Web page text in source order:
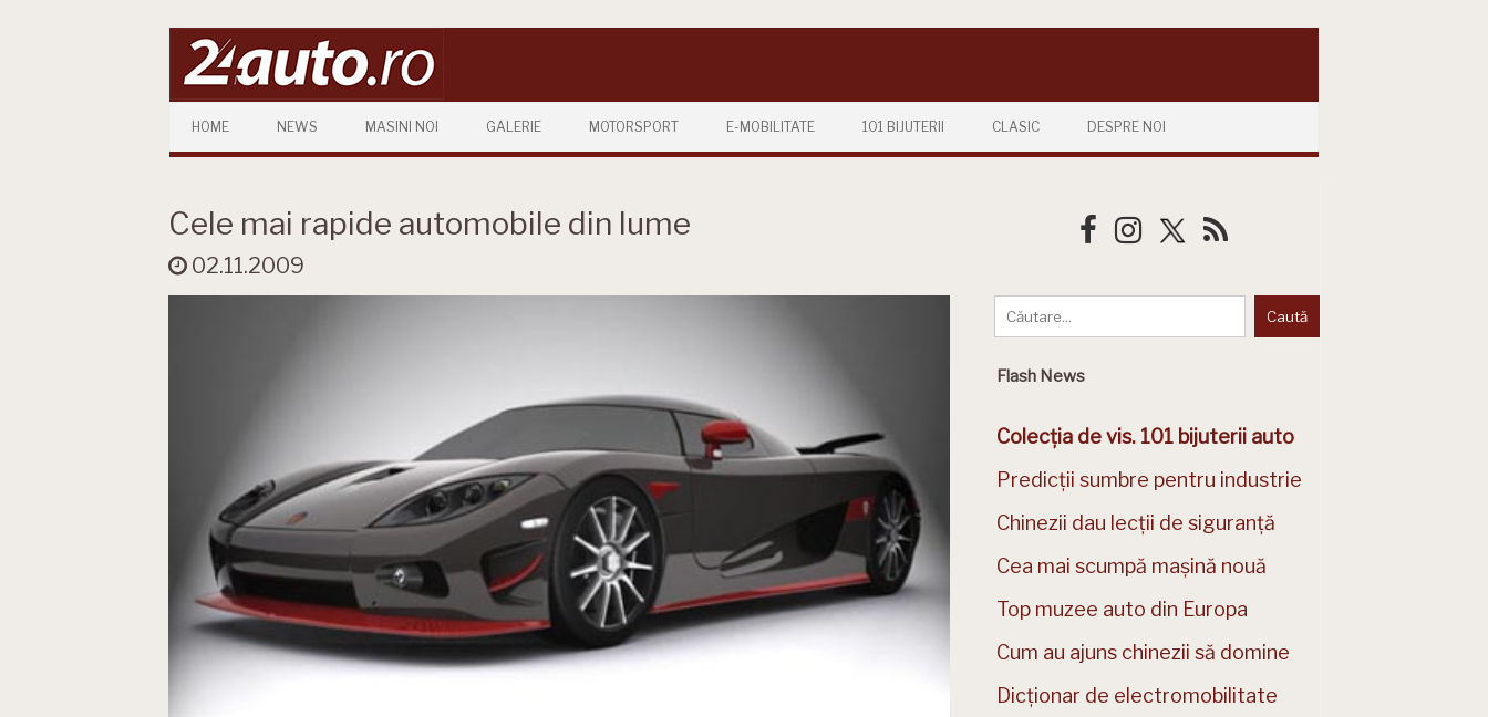
HOME NEWS MASINI NOI GALERIE MOTORSPORT E-MOBILITATE 101 BIJUTERII CLASIC DESPRE NOI
Cele mai rapide automobile din lume
02.11.2009
Flash News
Colecția de vis. 101 bijuterii auto
Predicții sumbre pentru industrie
Chinezii dau lecții de siguranță
Cea mai scumpă mașină nouă
Top muzee auto din Europa
Cum au ajuns chinezii să domine
Dicționar de electromobilitate